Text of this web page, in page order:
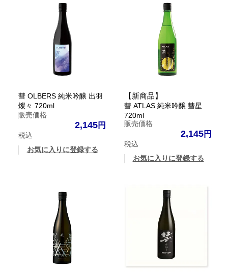
彗 OLBERS 純米吟醸 出羽
燦々 720ml
販売価格
2,145
税込
お気に入りに登録する
【新商品】
彗 ATLAS 純米吟醸 彗星
720ml
販売価格
2,145
税込
お気に入りに登録する